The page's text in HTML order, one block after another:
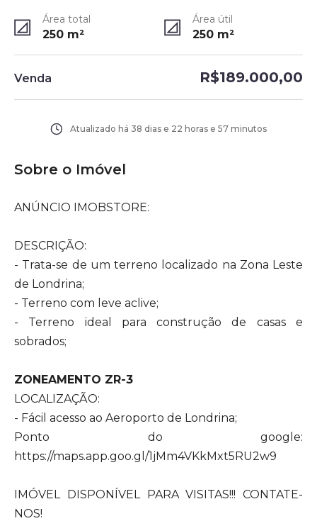
Área total
250 m²
Área útil
250 m²
Venda R$189.000,00
Atualizado há 38 dias e 22 horas e 57 minutos
Sobre o Imóvel
ANÚNCIO IMOBSTORE:
DESCRIÇÃO:
- Trata-se de um terreno localizado na Zona Leste
de Londrina;
- Terreno com leve aclive;
- Terreno ideal para construção de casas e
sobrados;
ZONEAMENTO ZR-3
LOCALIZAÇÃO:
- Fácil acesso ao Aeroporto de Londrina;
Ponto do google:
https://maps.app.goo.gl/1jMm4VKkMxt5RU2w9
IMÓVEL DISPONÍVEL PARA VISITAS!!! CONTATE-
NOS!